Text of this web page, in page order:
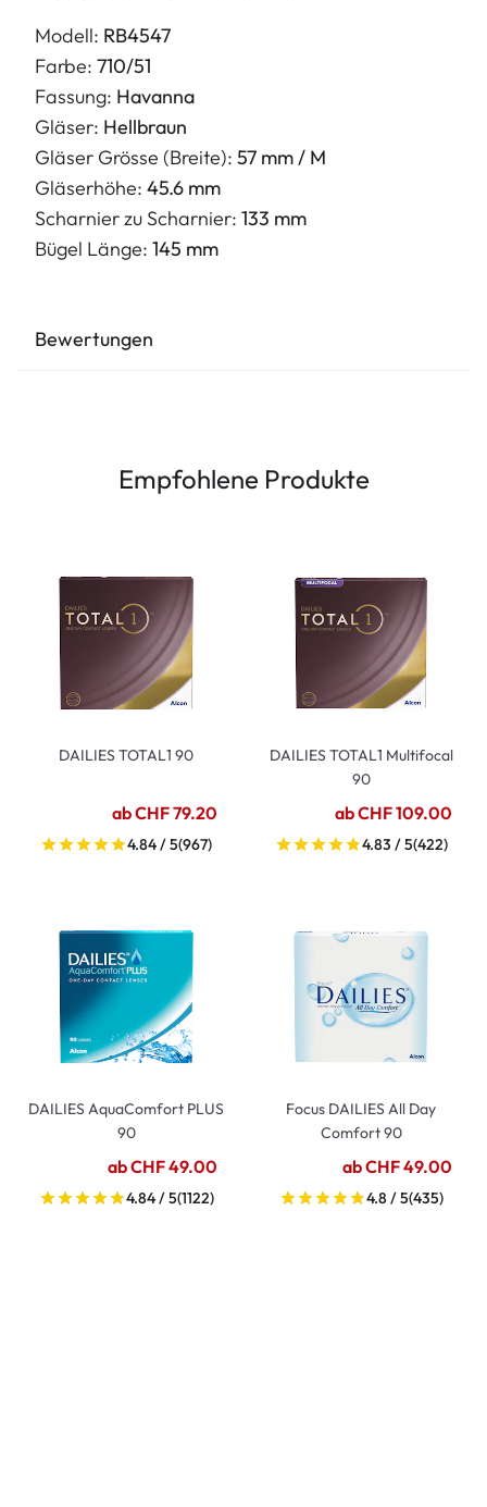
Modell: RB4547
Farbe: 710/51
Fassung: Havanna
Gläser: Hellbraun
Gläser Grösse (Breite): 57 mm / M
Gläserhöhe: 45.6 mm
Scharnier zu Scharnier: 133 mm
Bügel Länge: 145 mm
Bewertungen
Empfohlene Produkte
DAILIES TOTAL1 90
ab CHF 79.20
4.84 / 5(967)
DAILIES TOTAL1 Multifocal
90
ab CHF 109.00
4.83 / 5(422)
DAILIES AquaComfort PLUS
90
ab CHF 49.00
4.84 / 5(1122)
Focus DAILIES All Day
Comfort 90
ab CHF 49.00
4.8 / 5(435)